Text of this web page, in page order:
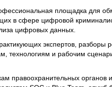
площадка для
в сфере цифровой
цифровых данных.
экспертов, разборы
технологиям и рабочим
правоохранительных